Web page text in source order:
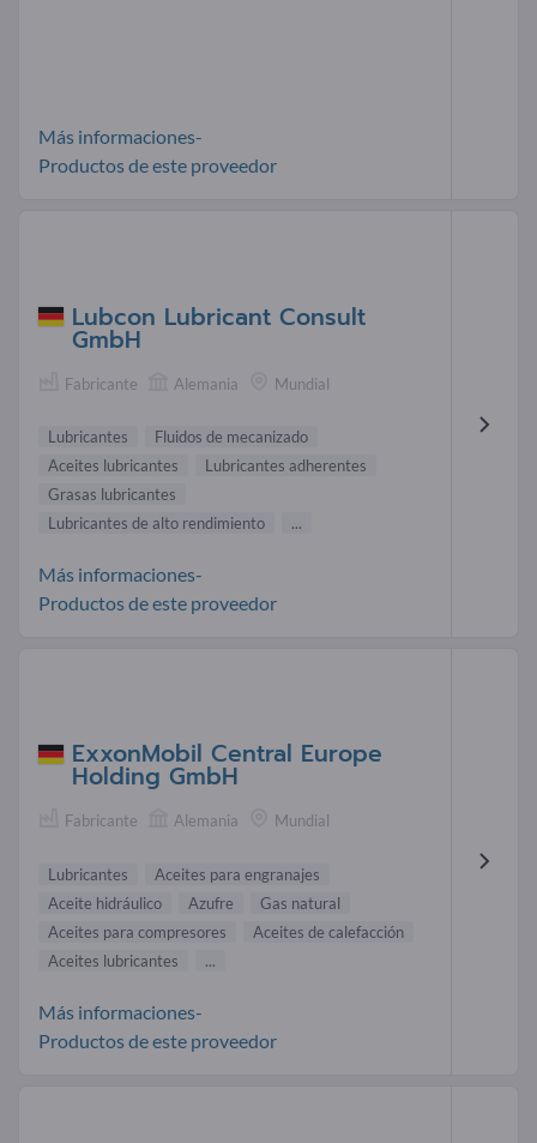
Más informaciones-
Productos de este proveedor
Lubcon Lubricant Consult
GmbH
Fabricante Alemania Mundial
Lubricantes
Fluidos de mecanizado
Aceites lubricantes
Lubricantes adherentes
Grasas lubricantes
Lubricantes de alto rendimiento
...
Más informaciones-
Productos de este proveedor
ExxonMobil Central Europe
Holding GmbH
Fabricante Alemania Mundial
Lubricantes
Aceites para engranajes
Aceite hidráulico
Azufre
Gas natural
Aceites para compresores
Aceites de calefacción
Aceites lubricantes
...
Más informaciones-
Productos de este proveedor